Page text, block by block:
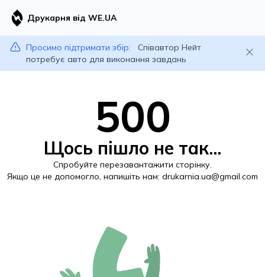
Друкарня від WE.UA
Просимо підтримати збір:
Співавтор Нейт
потребує авто для виконання завдань
500
Щось пішло не так...
Спробуйте перезавантажити сторінку.
Якщо це не допомогло, напишіть нам: drukarnia.ua@gmail.com